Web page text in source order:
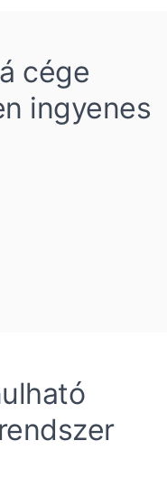
cége
ingyenes